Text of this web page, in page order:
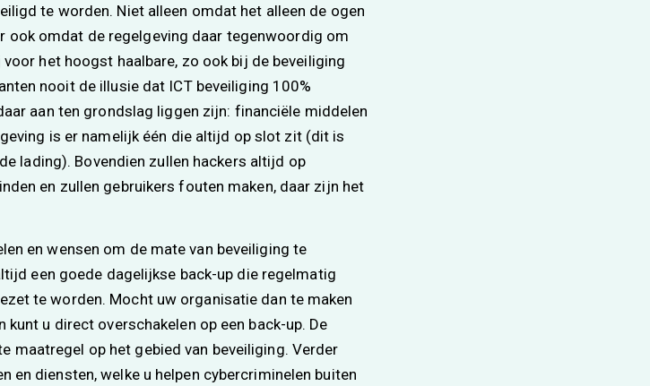
te worden. Niet alleen omdat het alleen de ogen
ook omdat de regelgeving daar tegenwoordig om
het hoogst haalbare, zo ook bij de beveiliging
nooit de illusie dat ICT beveiliging 100%
aan ten grondslag liggen zijn: financiële middelen
is er namelijk één die altijd op slot zit (dit is
lading). Bovendien zullen hackers altijd op
en zullen gebruikers fouten maken, daar zijn het
en wensen om de mate van beveiliging te
een goede dagelijkse back-up die regelmatig
te worden. Mocht uw organisatie dan te maken
u direct overschakelen op een back-up. De
maatregel op het gebied van beveiliging. Verder
en diensten, welke u helpen cybercriminelen buiten